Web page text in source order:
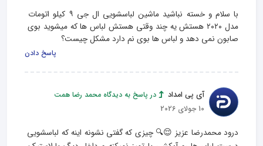
با سلام و خسته نباشید ماشین لباسشویی ال جی ۹ کیلو اتومات
مدل ۲۰۲۰ هستش یه چند وقتی هستش لباس ها که میشوید بوی
صابون نمی دهد و لباس ها بوی نم دارد مشکل چیست؟
پاسخ دادن
آی پی امداد
در پاسخ به دیدگاه محمد رضا همت
10 جولای 2026
درود محمدرضا عزیز 😌🔍 چیزی که گفتی نشونه اینه که لباسشویی